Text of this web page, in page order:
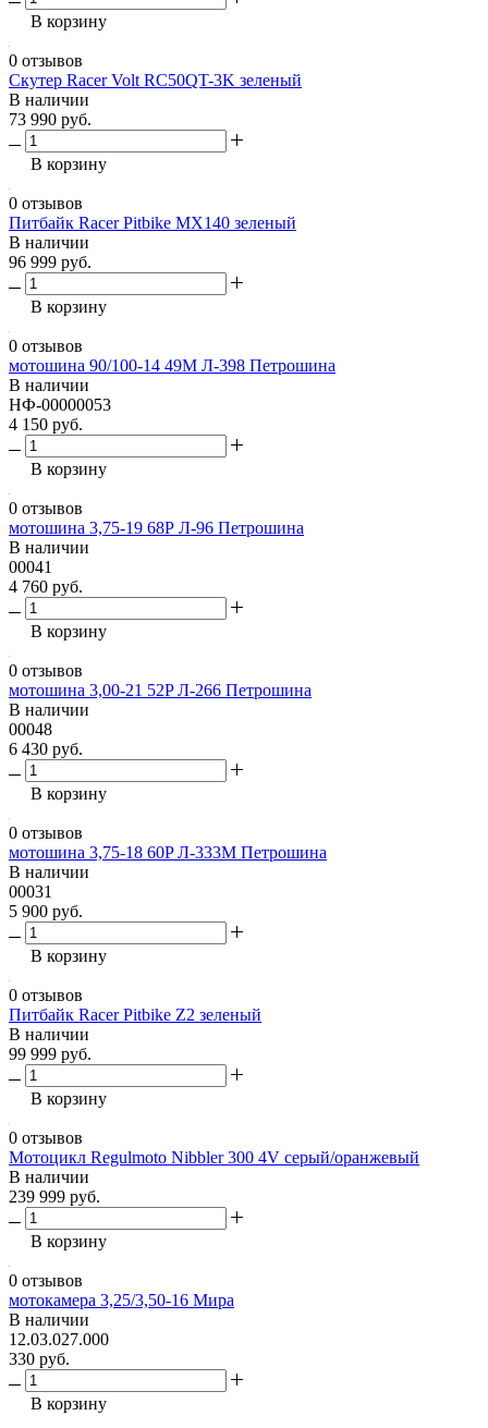
В корзину
0 отзывов
Скутер Racer Volt RC50QT-3K зеленый
В наличии
73 990 руб.
В корзину
0 отзывов
Питбайк Racer Pitbike MX140 зеленый
В наличии
96 999 руб.
В корзину
0 отзывов
мотошина 90/100-14 49M Л-398 Петрошина
В наличии
НФ-00000053
4 150 руб.
В корзину
0 отзывов
мотошина 3,75-19 68Р Л-96 Петрошина
В наличии
00041
4 760 руб.
В корзину
0 отзывов
мотошина 3,00-21 52P Л-266 Петрошина
В наличии
00048
6 430 руб.
В корзину
0 отзывов
мотошина 3,75-18 60P Л-333М Петрошина
В наличии
00031
5 900 руб.
В корзину
0 отзывов
Питбайк Racer Pitbike Z2 зеленый
В наличии
99 999 руб.
В корзину
0 отзывов
Мотоцикл Regulmoto Nibbler 300 4V серый/оранжевый
В наличии
239 999 руб.
В корзину
0 отзывов
мотокамера 3,25/3,50-16 Мира
В наличии
12.03.027.000
330 руб.
В корзину